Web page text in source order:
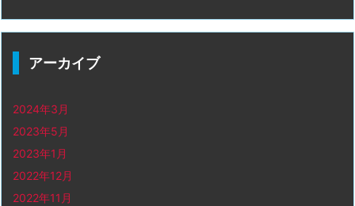
アーカイブ
2024年3月
2023年5月
2023年1月
2022年12月
2022年11月